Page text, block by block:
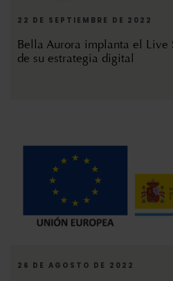
22 DE SEPTIEMBRE DE 2022
Bella Aurora implanta el Live
de su estrategia digital
26 DE AGOSTO DE 2022